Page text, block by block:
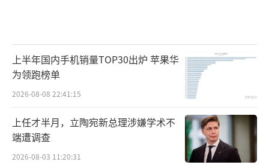
上半年国内手机销量TOP30出炉 苹果华
为领跑榜单
2026-08-08 22:41:15
上任才半月，立陶宛新总理涉嫌学术不
端遭调查
2026-08-03 11:20:31